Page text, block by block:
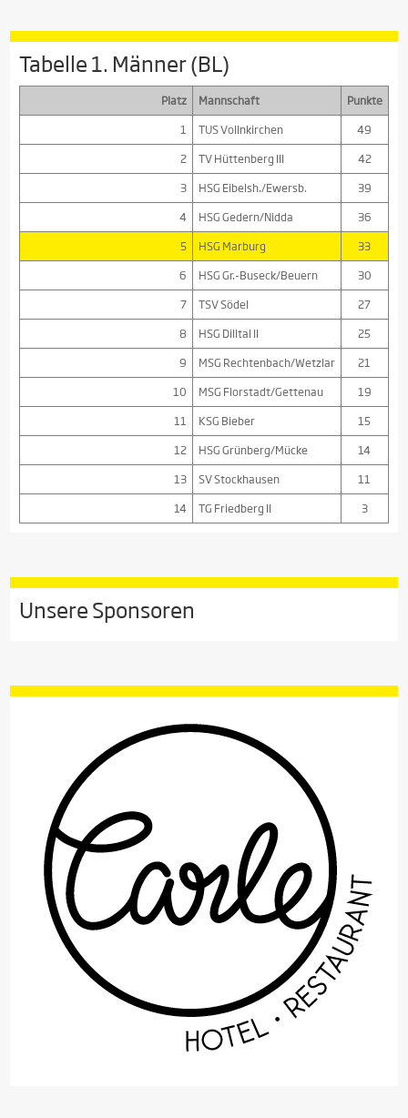
Tabelle 1. Männer (BL)
Platz Mannschaft
Punkte
1
TUS Vollnkirchen
49
2
TV Hüttenberg III
42
3
HSG Eibelsh./Ewersb.
39
4
HSG Gedern/Nidda
36
5
HSG Marburg
33
6
HSG Gr.-Buseck/Beuern
30
7
TSV Södel
27
8
HSG Dilltal II
25
9
MSG Rechtenbach/Wetzlar
21
10
MSG Florstadt/Gettenau
19
11
KSG Bieber
15
12
HSG Grünberg/Mücke
14
13
SV Stockhausen
11
14
TG Friedberg II 3
Unsere Sponsoren